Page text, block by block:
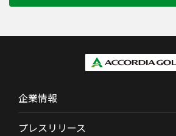
企業情報
プレスリリース